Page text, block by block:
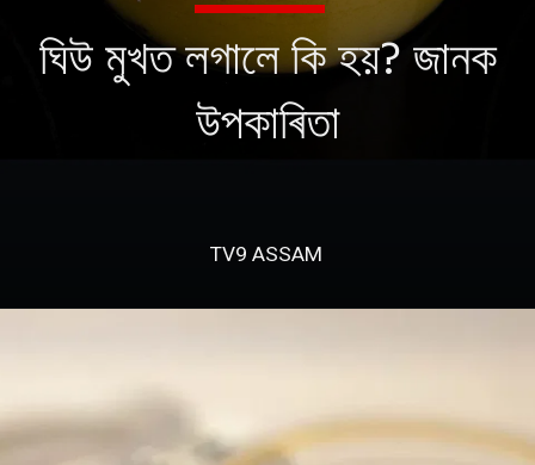
ঘিউ মুখত লগালে কি হয়? জানক
উপকাৰিতা
TV9 ASSAM